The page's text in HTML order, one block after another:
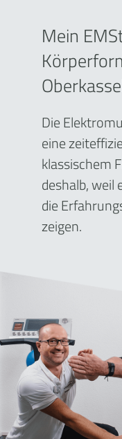
Mein
Die
eine
klassischem
deshalb, weil
die
zeigen.